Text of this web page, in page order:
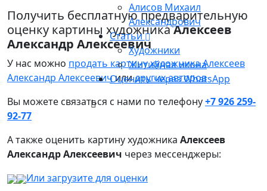
Алисов Михаил
Александрович
Статьи
Художники
Житийная икона
Оценить через WhatsApp
Получить бесплатную предварительную
оценку картины художникаАлексеев
Александр Алексеевич
У нас можно продать картину художника Алексеев
Александр Алексеевичилидругих авторов
Вы можете связаться с нами по телефону+7 926 259-
92-77
А также оценить картину художника Алексеев
Александр Алексеевич через мессенджеры:
Или загрузите для оценки